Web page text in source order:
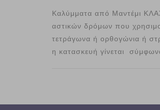
Καλύμματα από Μαντέμι
αστικών δρόμων που
τετράγωνα ή ορθογώνια ή
η κατασκευή γίνεται